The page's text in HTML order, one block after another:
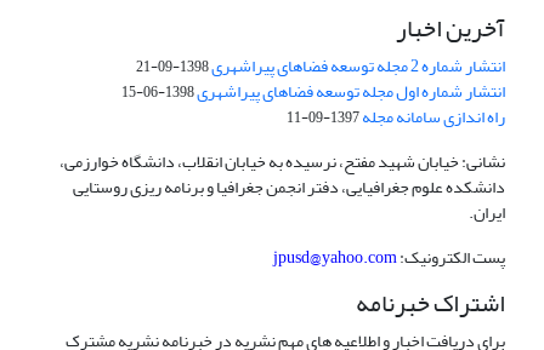
آخرین اخبار
انتشار شماره 2 مجله توسعه فضاهای پیراشهری 1398-09-21
انتشار شماره اول مجله توسعه فضاهای پیراشهری1398-06-15
راه اندازی سامانه مجله1397-09-11
نشانی: خیابان شهید مفتح، نرسیده به خیابان انقلاب، دانشگاه خوارزمی،
دانشکده علوم جغرافیایی، دفتر انجمن جغرافیا و برنامه ریزی روستایی
ایران.
پست الکترونیک:jpusd@yahoo.com
اشتراک خبرنامه
برای دریافت اخبار و اطلاعیه های مهم نشریه در خبرنامه نشریه مشترک